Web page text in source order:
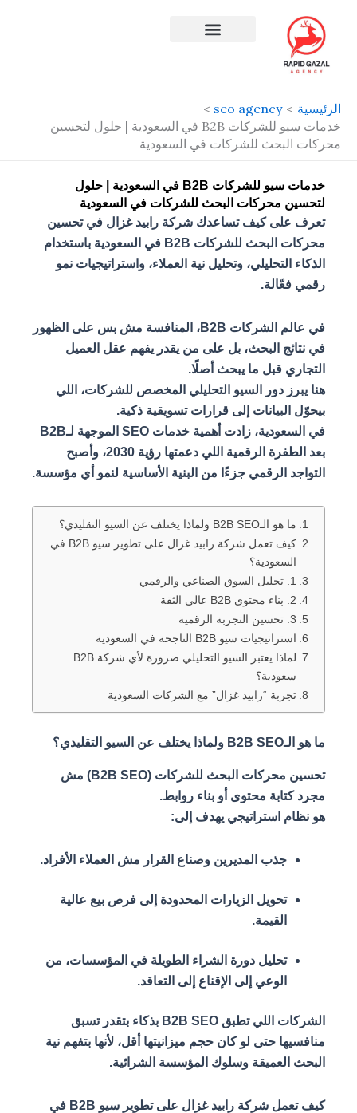
الرئيسية
seo agency
خدمات سيو للشركات B2B في السعودية | حلول لتحسين
محركات البحث للشركات في السعودية
خدمات سيو للشركات B2B في السعودية | حلول
لتحسين محركات البحث للشركات في السعودية
تعرف على كيف تساعدك شركة رابيد غزال في تحسين
محركات البحث للشركات B2B في السعودية باستخدام
الذكاء التحليلي، وتحليل نية العملاء، واستراتيجيات نمو
رقمي فعّالة.
في عالم الشركات B2B، المنافسة مش بس على الظهور
في نتائج البحث، بل على من يقدر يفهم عقل العميل
التجاري قبل ما يبحث أصلًا.
هنا يبرز دور السيو التحليلي المخصص للشركات، اللي
بيحوّل البيانات إلى قرارات تسويقية ذكية.
في السعودية، زادت أهمية خدمات SEO الموجهة لـB2B
بعد الطفرة الرقمية اللي دعمتها رؤية 2030، وأصبح
التواجد الرقمي جزءًا من البنية الأساسية لنمو أي مؤسسة.
ما هو الـB2B SEO ولماذا يختلف عن السيو التقليدي؟
كيف تعمل شركة رابيد غزال على تطوير سيو B2B في
السعودية؟
1. تحليل السوق الصناعي والرقمي
2. بناء محتوى B2B عالي الثقة
3. تحسين التجربة الرقمية
استراتيجيات سيو B2B الناجحة في السعودية
لماذا يعتبر السيو التحليلي ضرورة لأي شركة B2B
سعودية؟
تجربة “رابيد غزال” مع الشركات السعودية
ما هو الـB2B SEO ولماذا يختلف عن السيو التقليدي؟
تحسين محركات البحث للشركات (B2B SEO) مش
مجرد كتابة محتوى أو بناء روابط.
هو نظام استراتيجي يهدف إلى:
جذب المديرين وصناع القرار مش العملاء الأفراد.
تحويل الزيارات المحدودة إلى فرص بيع عالية
القيمة.
تحليل دورة الشراء الطويلة في المؤسسات، من
الوعي إلى الإقناع إلى التعاقد.
الشركات اللي تطبق B2B SEO بذكاء بتقدر تسبق
منافسيها حتى لو كان حجم ميزانيتها أقل، لأنها بتفهم نية
البحث العميقة وسلوك المؤسسة الشرائية.
كيف تعمل شركة رابيد غزال على تطوير سيو B2B في